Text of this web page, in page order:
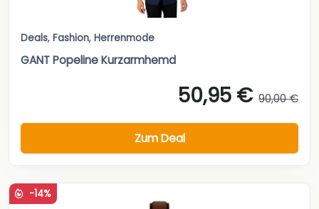
Deals, Fashion, Herrenmode
GANT Popeline Kurzarmhemd
50,95 € 90,00 €
Zum Deal
-14%